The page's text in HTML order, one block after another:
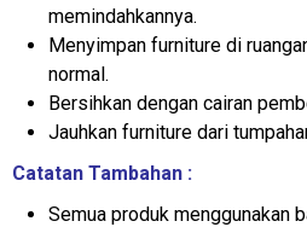
memindahkannya.
Menyimpan furniture di
normal.
Bersihkan dengan cairan
Jauhkan furniture dari
Catatan Tambahan :
Semua produk menggunakan